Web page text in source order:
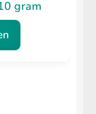
gram